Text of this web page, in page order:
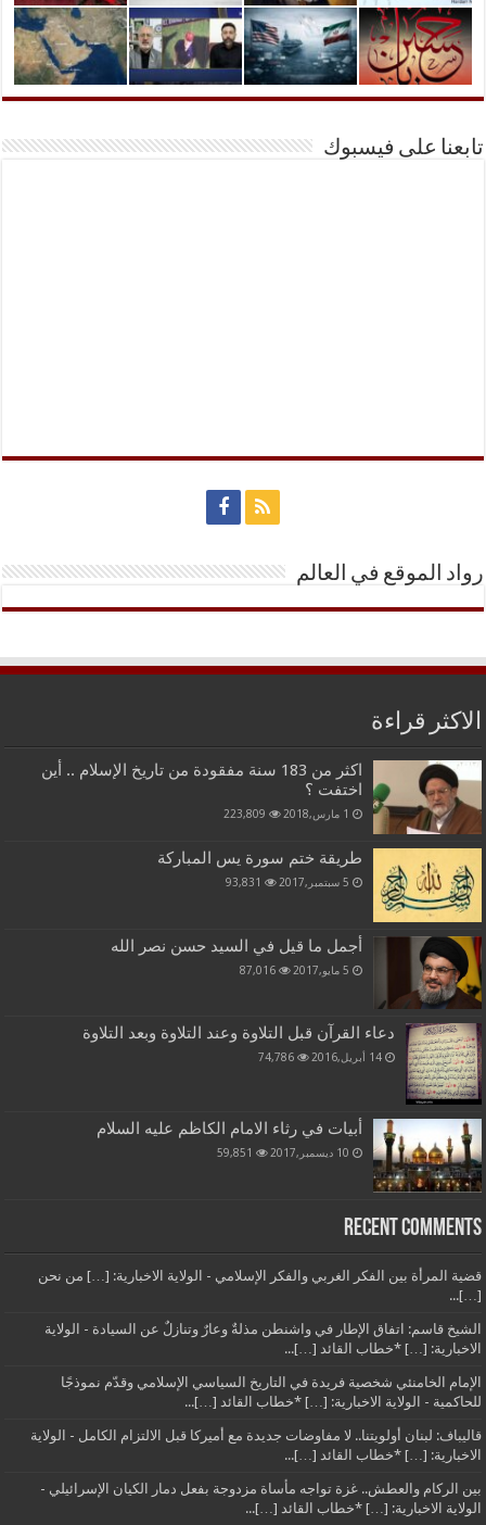
تابعنا على فيسبوك
رواد الموقع في العالم
الاكثر قراءة
اكثر من 183 سنة مفقودة من تاريخ الإسلام .. أين
اختفت ؟
1 مارس,2018 223,809
طريقة ختم سورة يس المباركة
5 سبتمبر,2017 93,831
أجمل ما قيل في السيد حسن نصر الله
5 مايو,2017 87,016
دعاء القرآن قبل التلاوة وعند التلاوة وبعد التلاوة
14 أبريل,2016 74,786
أبيات في رثاء الامام الكاظم عليه السلام
10 ديسمبر,2017 59,851
Recent Comments
قضية المرأة بين الفكر الغربي والفكر الإسلامي - الولاية الاخبارية: […] من نحن
[…]...
الشيخ قاسم: اتفاق الإطار في واشنطن مذلةٌ وعارٌ وتنازلٌ عن السيادة - الولاية
الاخبارية: […] *خطاب القائد […]...
الإمام الخامنئي شخصية فريدة في التاريخ السياسي الإسلامي وقدّم نموذجًا
للحاكمية - الولاية الاخبارية: […] *خطاب القائد […]...
قاليباف: لبنان أولويتنا.. لا مفاوضات جديدة مع أميركا قبل الالتزام الكامل - الولاية
الاخبارية: […] *خطاب القائد […]...
بين الركام والعطش.. غزة تواجه مأساة مزدوجة بفعل دمار الكيان الإسرائيلي -
الولاية الاخبارية: […] *خطاب القائد […]...